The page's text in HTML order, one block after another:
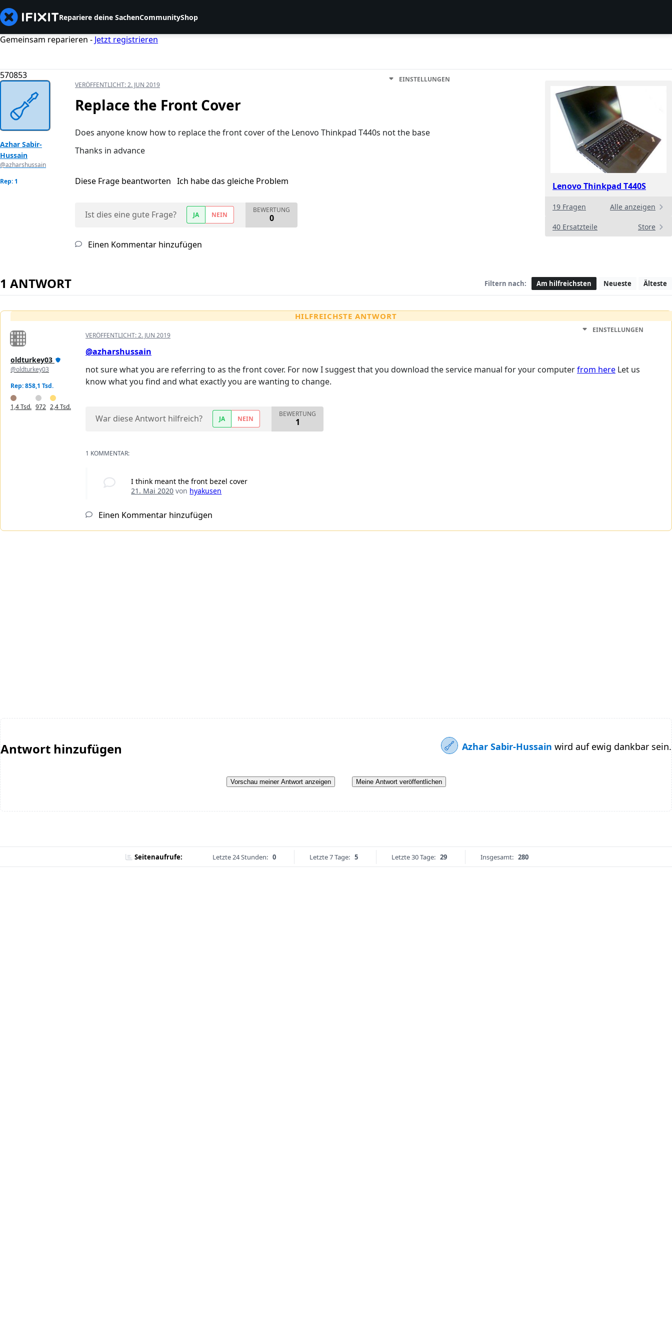
Repariere deine SachenCommunityShop
Gemeinsam reparieren - Jetzt registrieren
570853
Lenovo Thinkpad T440S
19 Fragen Alle anzeigen
40 Ersatzteile Store
Azhar Sabir-
Hussain
@azharshussain
Rep: 1
VERÖFFENTLICHT:2. JUN 2019
EINSTELLUNGEN
Replace the Front Cover
Does anyone know how to replace the front cover of the Lenovo Thinkpad T440s not the base
Thanks in advance
Diese Frage beantworten Ich habe das gleiche Problem
Ist dies eine gute Frage? JA NEIN
BEWERTUNG
0
Einen Kommentar hinzufügen
1 ANTWORT Filtern nach: Am hilfreichsten Neueste Älteste
HILFREICHSTE ANTWORT
oldturkey03
@oldturkey03
Rep: 858,1 Tsd.
1,4 Tsd. 972 2,4 Tsd.
VERÖFFENTLICHT:2. JUN 2019
EINSTELLUNGEN
@azharshussain
not sure what you are referring to as the front cover. For now I suggest that you download the service manual for your computerfrom here Let us
know what you find and what exactly you are wanting to change.
War diese Antwort hilfreich? JA NEIN
BEWERTUNG
1
1 KOMMENTAR:
I think meant the front bezel cover
21. Mai 2020 von hyakusen
Einen Kommentar hinzufügen
Antwort hinzufügen Azhar Sabir-Hussain wird auf ewig dankbar sein.
Vorschau meiner Antwort anzeigen Meine Antwort veröffentlichen
Seitenaufrufe: Letzte 24 Stunden: 0 Letzte 7 Tage: 5 Letzte 30 Tage: 29 Insgesamt: 280